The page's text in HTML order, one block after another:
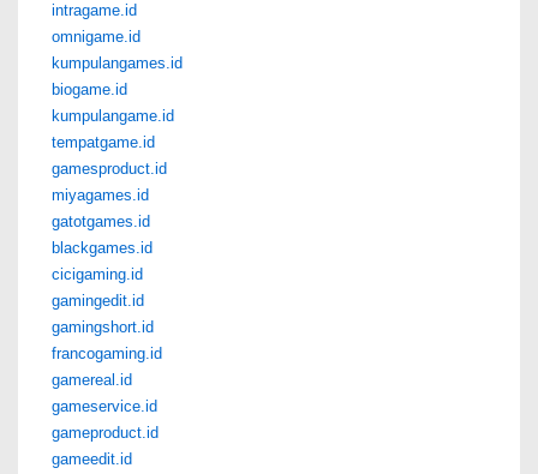
intragame.id
omnigame.id
kumpulangames.id
biogame.id
kumpulangame.id
tempatgame.id
gamesproduct.id
miyagames.id
gatotgames.id
blackgames.id
cicigaming.id
gamingedit.id
gamingshort.id
francogaming.id
gamereal.id
gameservice.id
gameproduct.id
gameedit.id